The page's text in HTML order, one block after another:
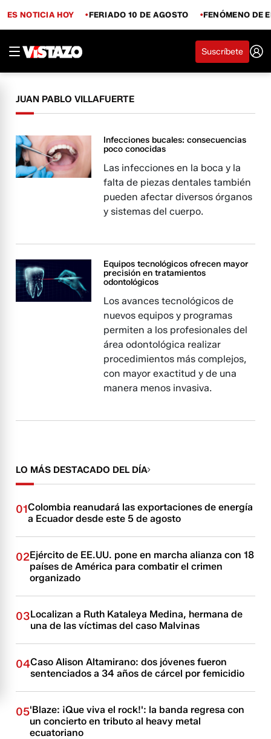
ES NOTICIA HOY FERIADO 10 DE AGOSTO FENÓMENO DE
Suscríbete
JUAN PABLO VILLAFUERTE
Infecciones bucales: consecuencias
poco conocidas
Las infecciones en la boca y la
falta de piezas dentales también
pueden afectar diversos órganos
y sistemas del cuerpo.
Equipos tecnológicos ofrecen mayor
precisión en tratamientos
odontológicos
Los avances tecnológicos de
nuevos equipos y programas
permiten a los profesionales del
área odontológica realizar
procedimientos más complejos,
con mayor exactitud y de una
manera menos invasiva.
LO MÁS DESTACADO DEL DÍA
01Colombia reanudará las exportaciones de energía
a Ecuador desde este 5 de agosto
02Ejército de EE.UU. pone en marcha alianza con 18
países de América para combatir el crimen
organizado
03Localizan a Ruth Kataleya Medina, hermana de
una de las víctimas del caso Malvinas
04Caso Alison Altamirano: dos jóvenes fueron
sentenciados a 34 años de cárcel por femicidio
05'Blaze: ¡Que viva el rock!': la banda regresa con
un concierto en tributo al heavy metal
ecuatoriano